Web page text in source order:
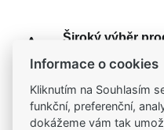
Široký výběr
Garance vysoké
Certifikáty původu a
Informace o cookies
Kliknutím na Souhlasím
funkční, preferenční,
dokážeme vám tak